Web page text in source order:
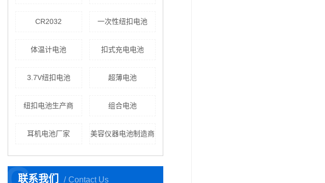
CR2032 一次性纽扣电池
体温计电池 扣式充电电池
3.7V纽扣电池 超薄电池
纽扣电池生产商 组合电池
耳机电池厂家 美容仪器电池制造商
联系我们 Contact Us